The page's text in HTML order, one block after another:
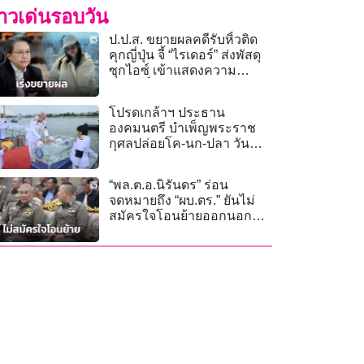
วเด่นรอบวัน
ป.ป.ส. ขยายผลคดีรับหิ้วติด
คุกญี่ปุ่น จี้ “ไรเดอร์” ส่งพัสดุ
ซุกไอซ์ เข้าแสดงความ
โปรดเกล้าฯ ประธาน
องคมนตรี บำเพ็ญพระราช
กุศลปล่อยโค-นก-ปลา วัน
“พล.ต.อ.นิรันดร” ร่อน
จดหมายถึง “ผบ.ตร.” ยันไม่
สมัครใจโอนย้ายออกนอก